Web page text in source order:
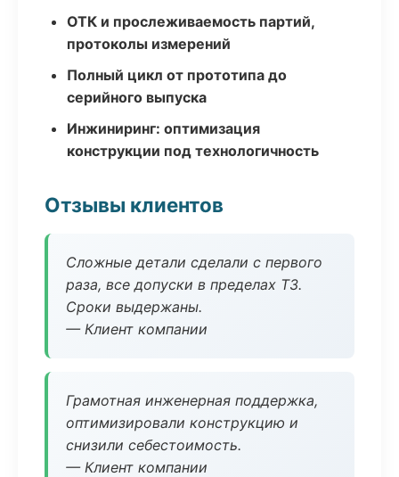
ОТК и прослеживаемость партий,
протоколы измерений
Полный цикл от прототипа до
серийного выпуска
Инжиниринг: оптимизация
конструкции под технологичность
Отзывы клиентов
Сложные детали сделали с первого
раза, все допуски в пределах ТЗ.
Сроки выдержаны.
— Клиент компании
Грамотная инженерная поддержка,
оптимизировали конструкцию и
снизили себестоимость.
— Клиент компании